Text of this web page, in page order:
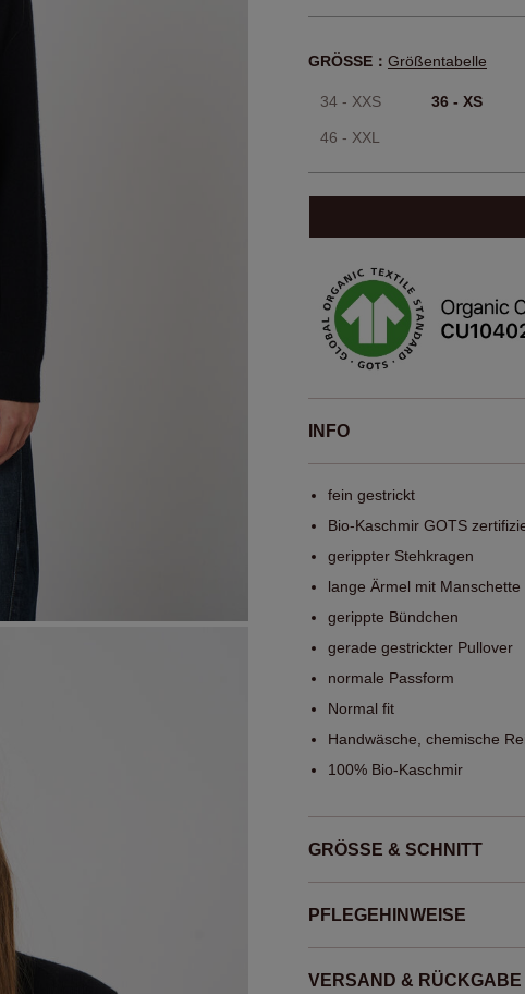
GRÖSSE： Größentabelle
34 - XXS 36 - XS
46 - XXL
INFO
fein gestrickt
Bio-Kaschmir GOTS
gerippter Stehkragen
lange Ärmel mit
gerippte Bündchen
gerade gestrickter Pullover
normale Passform
Normal fit
Handwäsche, chemische
100% Bio-Kaschmir
GRÖSSE & SCHNITT
PFLEGEHINWEISE
VERSAND & RÜCKGABE